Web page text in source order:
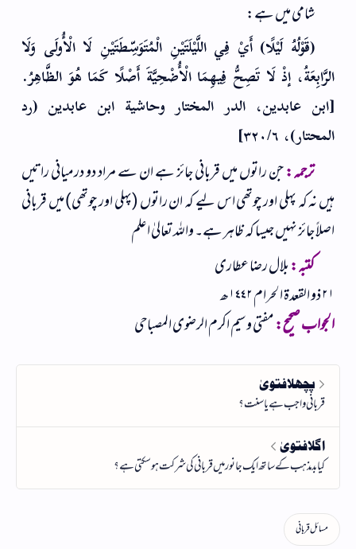
شامی میں ہے:
(قَوْلُهُ لَيْلًا) أَيْ فِي اللَّيْلَتَيْنِ الْمُتَوَسِّطَتَيْنِ لَا الْأُولَى وَلَا
الرَّابِعَةُ، إذْ لَا تَصِحُّ فِيهِمَا الْأُضْحِيَّةَ أَصْلًا كَمَا هُوَ الظَّاهِرُ.
[ابن عابدين، الدر المختار وحاشية ابن عابدين (رد
المحتار)، ٣٢٠/٦]
ترجمہ:جن راتوں میں قربانی جائز ہے ان سے مراد دو درمیانی راتیں
ہیں نہ کہ پہلی اور چوتھی اس لیے کہ ان راتوں (پہلی اور چوتھی) میں قربانی
اصلاً جائز نہیں جیسا کہ ظاہر ہے۔ واللہ تعالیٰ اعلم
كتبه:بلال رضا عطاری
٢١ ذو القعدۃ الحرام ١٤٤٢ھ
الجواب صحیح:مفتی وسیم اکرم الرضوی المصباحی